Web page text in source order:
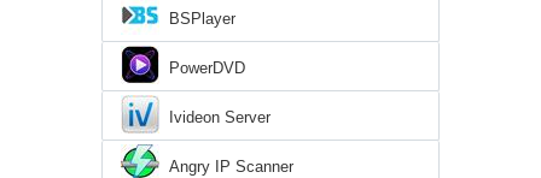
BSPlayer
PowerDVD
Ivideon Server
Angry IP Scanner